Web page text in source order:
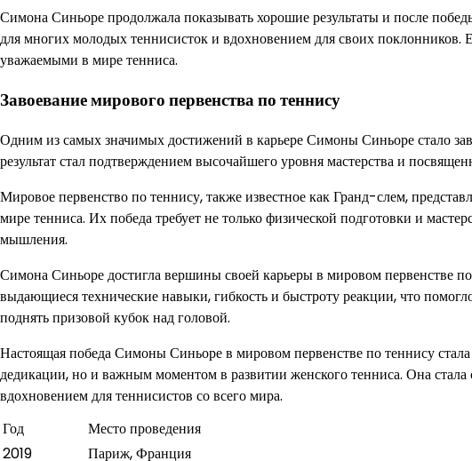
Симона Синьоре продолжала показывать хорошие результаты и после
для многих молодых теннисисток и вдохновением для своих
уважаемыми в мире тенниса.
Завоевание мирового первенства по теннису
Одним из самых значимых достижений в карьере Симоны Синьоре стало
результат стал подтверждением высочайшего уровня мастерства и
Мировое первенство по теннису, также известное как Гранд-слем,
мире тенниса. Их победа требует не только физической подготовки и
мышления.
Симона Синьоре достигла вершины своей карьеры в мировом первенстве
выдающиеся технические навыки, гибкость и быстроту реакции, что
поднять призовой кубок над головой.
Настоящая победа Симоны Синьоре в мировом первенстве по теннису
дедикации, но и важным моментом в развитии женского тенниса. Она
вдохновением для теннисистов со всего мира.
Год
Место проведения
2019
Париж, Франция